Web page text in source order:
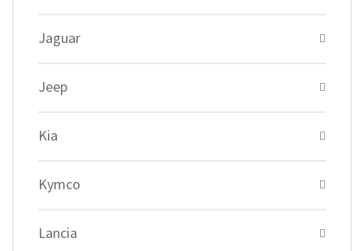
Jaguar
Jeep
Kia
Kymco
Lancia